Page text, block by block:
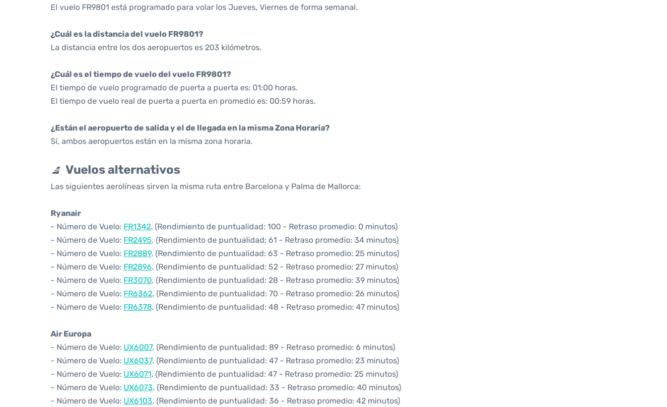
El vuelo FR9801 está programado para volar los Jueves, Viernes de forma semanal.
¿Cuál es la distancia del vuelo FR9801?
La distancia entre los dos aeropuertos es 203 kilómetros.
¿Cuál es el tiempo de vuelo del vuelo FR9801?
El tiempo de vuelo programado de puerta a puerta es: 01:00 horas.
El tiempo de vuelo real de puerta a puerta en promedio es: 00:59 horas.
¿Están el aeropuerto de salida y el de llegada en la misma Zona Horaria?
Sí, ambos aeropuertos están en la misma zona horaria.
Vuelos alternativos
Las siguientes aerolíneas sirven la misma ruta entre Barcelona y Palma de Mallorca:
Ryanair
- Número de Vuelo: FR1342. (Rendimiento de puntualidad: 100 - Retraso promedio: 0 minutos)
- Número de Vuelo: FR2495. (Rendimiento de puntualidad: 61 - Retraso promedio: 34 minutos)
- Número de Vuelo: FR2889. (Rendimiento de puntualidad: 63 - Retraso promedio: 25 minutos)
- Número de Vuelo: FR2896. (Rendimiento de puntualidad: 52 - Retraso promedio: 27 minutos)
- Número de Vuelo: FR3070. (Rendimiento de puntualidad: 28 - Retraso promedio: 39 minutos)
- Número de Vuelo: FR6362. (Rendimiento de puntualidad: 70 - Retraso promedio: 26 minutos)
- Número de Vuelo: FR6378. (Rendimiento de puntualidad: 48 - Retraso promedio: 47 minutos)
Air Europa
- Número de Vuelo: UX6007. (Rendimiento de puntualidad: 89 - Retraso promedio: 6 minutos)
- Número de Vuelo: UX6037. (Rendimiento de puntualidad: 47 - Retraso promedio: 23 minutos)
- Número de Vuelo: UX6071. (Rendimiento de puntualidad: 47 - Retraso promedio: 25 minutos)
- Número de Vuelo: UX6073. (Rendimiento de puntualidad: 33 - Retraso promedio: 40 minutos)
- Número de Vuelo: UX6103. (Rendimiento de puntualidad: 36 - Retraso promedio: 42 minutos)